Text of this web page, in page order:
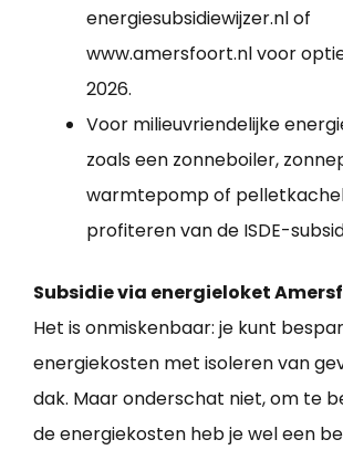
energiesubsidiewijzer.nl of
www.amersfoort.nl voor
2026.
Voor milieuvriendelijke
zoals een zonneboiler,
warmtepomp of
profiteren van de ISDE-
Subsidie via energieloket
Het is onmiskenbaar: je kunt
energiekosten met isoleren van
dak. Maar onderschat niet, om te
de energiekosten heb je wel een